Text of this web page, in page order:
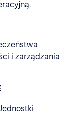
i zarządzania